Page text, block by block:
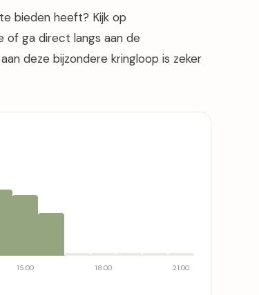
bieden heeft? Kijk op
of ga direct langs aan de
deze bijzondere kringloop is zeker
15:00 18:00 21:00